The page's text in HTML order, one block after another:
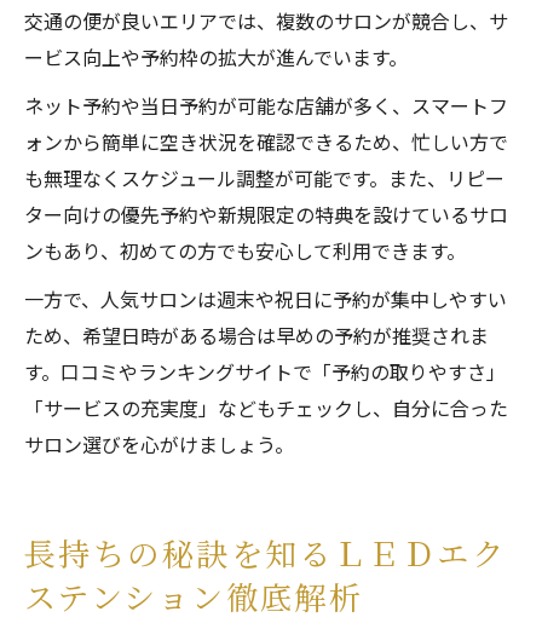
交通の便が良いエリアでは、複数のサロンが競合し、サ
ービス向上や予約枠の拡大が進んでいます。
ネット予約や当日予約が可能な店舗が多く、スマートフ
ォンから簡単に空き状況を確認できるため、忙しい方で
も無理なくスケジュール調整が可能です。また、リピー
ター向けの優先予約や新規限定の特典を設けているサロ
ンもあり、初めての方でも安心して利用できます。
一方で、人気サロンは週末や祝日に予約が集中しやすい
ため、希望日時がある場合は早めの予約が推奨されま
す。口コミやランキングサイトで「予約の取りやすさ」
「サービスの充実度」などもチェックし、自分に合った
サロン選びを心がけましょう。
長持ちの秘訣を知るＬＥＤエク
ステンション徹底解析